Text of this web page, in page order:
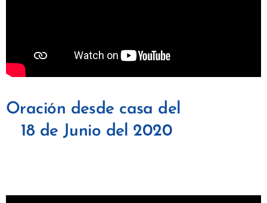
Oración desde casa del
18 de Junio del 2020